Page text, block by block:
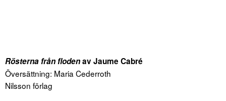
Rösterna från flodenav Jaume Cabré
Översättning: Maria Cederroth
Nilsson förlag